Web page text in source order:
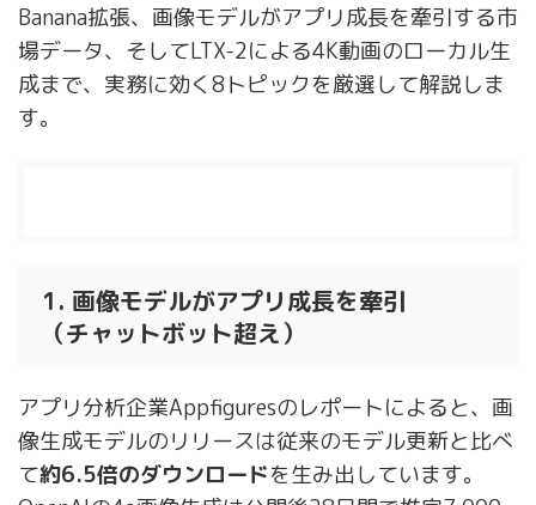
Banana拡張、画像モデルがアプリ成長を牽引する市
場データ、そしてLTX-2による4K動画のローカル生
成まで、実務に効く8トピックを厳選して解説しま
す。
1. 画像モデルがアプリ成長を牽引
（チャットボット超え）
アプリ分析企業Appfiguresのレポートによると、画
像生成モデルのリリースは従来のモデル更新と比べ
て約6.5倍のダウンロードを生み出しています。